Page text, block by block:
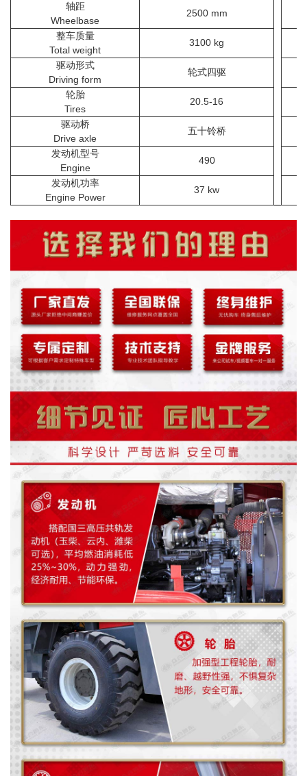
轴距
Wheelbase
2500 mm
整车质量
Total weight
3100 kg
驱动形式
Driving form
轮式四驱
轮胎
Tires
20.5-16
驱动桥
Drive axle
五十铃桥
发动机型号
Engine
490
发动机功率
Engine Power
37 kw